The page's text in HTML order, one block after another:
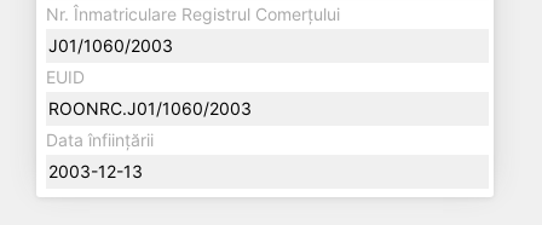
Nr. Înmatriculare Registrul Comerțului
J01/1060/2003
EUID
ROONRC.J01/1060/2003
Data înființării
2003-12-13